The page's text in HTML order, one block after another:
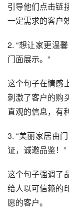
引导他们点击链
一定需求的客户
2. “想让家更温
门面展示。”
这个句子在情感
刺激了客户的购
直观的信息，有
3. “美丽家居由
证，诚邀品鉴！”
这个句子强调了
给人以可信赖的
愿的客户。